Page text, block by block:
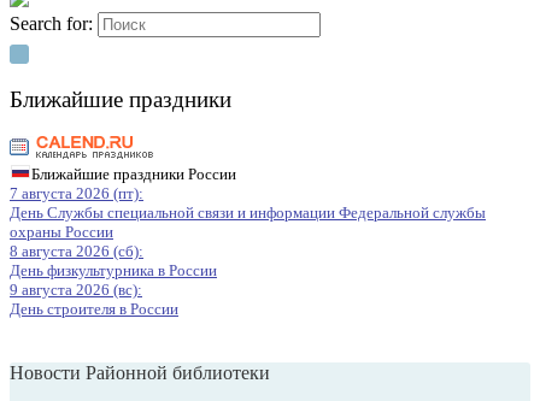
Search for:
Ближайшие праздники
Ближайшие праздники России
7 августа 2026 (пт):
День Службы специальной связи и информации Федеральной службы
охраны России
8 августа 2026 (сб):
День физкультурника в России
9 августа 2026 (вс):
День строителя в России
Новости Районной библиотеки